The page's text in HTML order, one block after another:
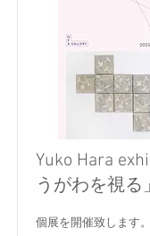
Yuko Hara
うがわを視る」
個展を開催致します。